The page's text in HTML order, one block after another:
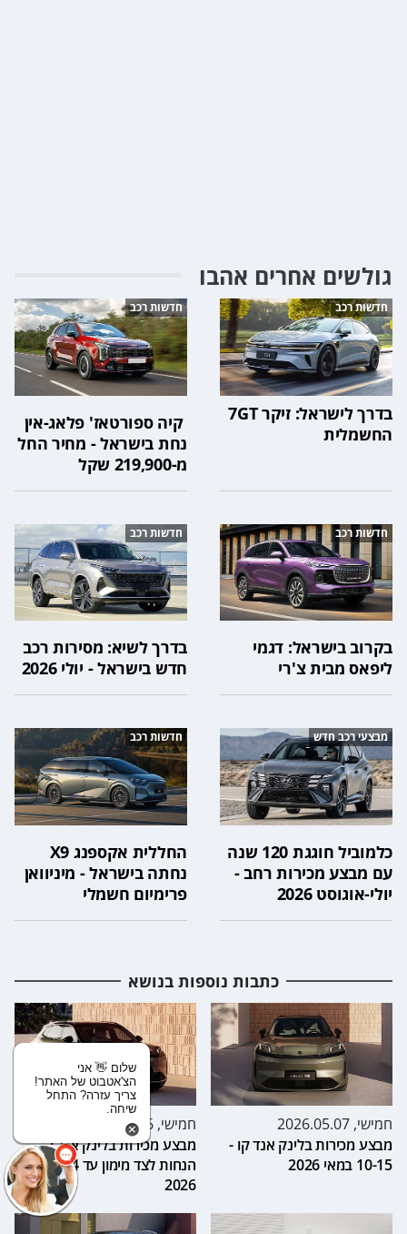
גולשים אחרים אהבו
חדשות רכב
בדרך לישראל: זיקר 7GT
החשמלית
חדשות רכב
קיה ספורטאז' פלאג-אין
נחת בישראל - מחיר החל
מ-219,900 שקל
חדשות רכב
בקרוב בישראל: דגמי
ליפאס מבית צ'רי
חדשות רכב
בדרך לשיא: מסירות רכב
חדש בישראל - יולי 2026
מבצעי רכב חדש
כלמוביל חוגגת 120 שנה
עם מבצע מכירות רחב -
יולי-אוגוסט 2026
חדשות רכב
החללית אקספנג X9
נחתה בישראל - מיניוואן
פרימיום חשמלי
כתבות נוספות בנושא
חמישי, 2026.05.07
מבצע מכירות בלינק אנד קו -
10-15 במאי 2026
חמישי, 2026.03.26
מבצע מכירות בלינק אנד קו -
הנחות לצד מימון עד 24 באפריל
2026
שלום 👋 אני
הצ'אטבוט של האתר!
צריך עזרה? התחל
שיחה.